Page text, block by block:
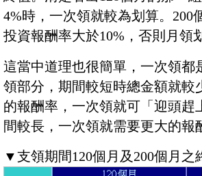
4%時，一次領就較為划算。200
投資報酬率大於10%，否則月領
這當中道理也很簡單，一次領都
領部分，期間較短時總金額就較
的報酬率，一次領就可「迎頭趕
間較長，一次領就需要更大的報
▼支領期間120個月及200個月之